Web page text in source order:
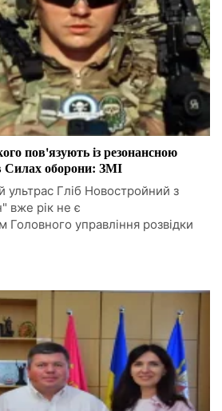
пов'язують із резонансною
Силах оборони: ЗМІ
ультрас Гліб Новостройний з
вже рік не є
Головного управління розвідки